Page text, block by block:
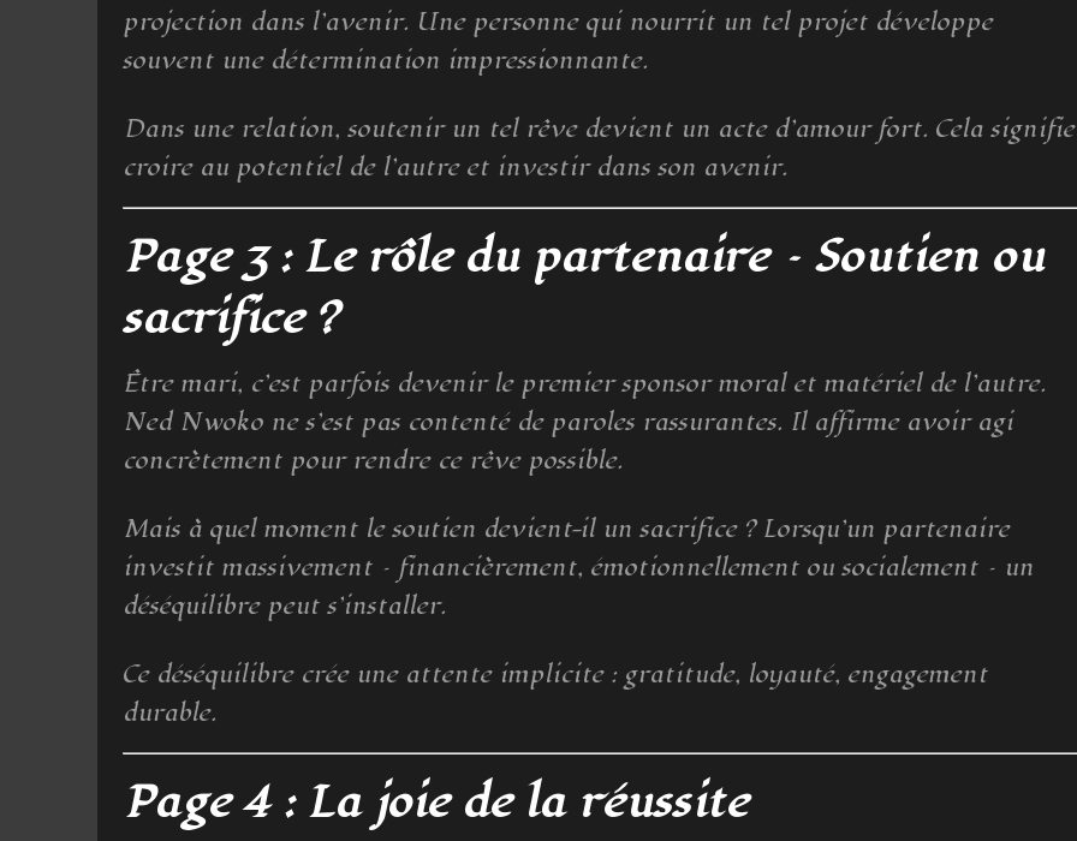
projection dans l’avenir. Une personne qui nourrit un tel projet développe
souvent une détermination impressionnante.
Dans une relation, soutenir un tel rêve devient un acte d’amour fort. Cela signifie
croire au potentiel de l’autre et investir dans son avenir.
Page 3 : Le rôle du partenaire – Soutien ou
sacrifice ?
Être mari, c’est parfois devenir le premier sponsor moral et matériel de l’autre.
Ned Nwoko ne s’est pas contenté de paroles rassurantes. Il affirme avoir agi
concrètement pour rendre ce rêve possible.
Mais à quel moment le soutien devient-il un sacrifice ? Lorsqu’un partenaire
investit massivement – financièrement, émotionnellement ou socialement – un
déséquilibre peut s’installer.
Ce déséquilibre crée une attente implicite : gratitude, loyauté, engagement
durable.
Page 4 : La joie de la réussite